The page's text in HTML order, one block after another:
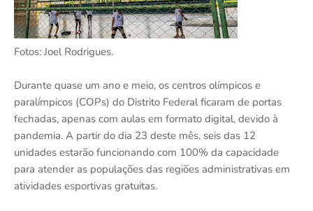
Fotos: Joel Rodrigues.
Durante quase um ano e meio, os centros olímpicos e
paralímpicos (COPs) do Distrito Federal ficaram de portas
fechadas, apenas com aulas em formato digital, devido à
pandemia. A partir do dia 23 deste mês, seis das 12
unidades estarão funcionando com 100% da capacidade
para atender as populações das regiões administrativas em
atividades esportivas gratuitas.